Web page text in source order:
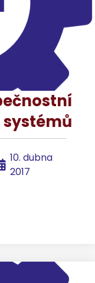
10. dubna
2017